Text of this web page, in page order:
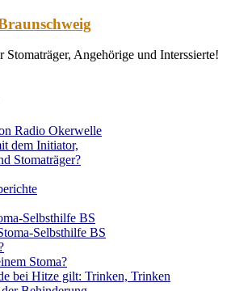
Angehörige und Interssierte!
Radio Okerwelle
dem Initiator,
Stomaträger?
Selbsthilfe BS
Selbsthilfe BS
Stoma?
bei Hitze gilt: Trinken, Trinken